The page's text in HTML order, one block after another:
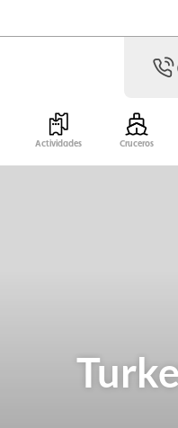
Actividades Cruceros